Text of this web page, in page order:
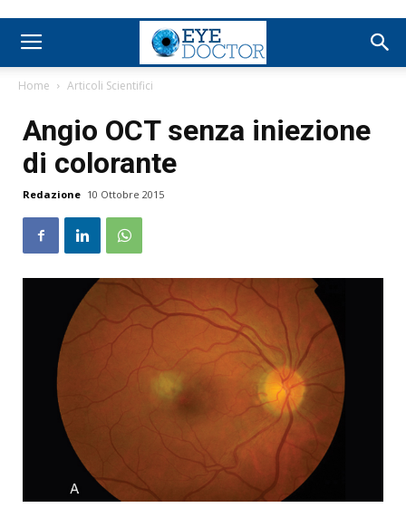
Home Articoli Scientifici
Angio OCT senza iniezione
di colorante
Redazione 10 Ottobre 2015